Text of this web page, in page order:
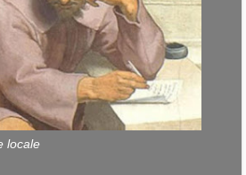
locale